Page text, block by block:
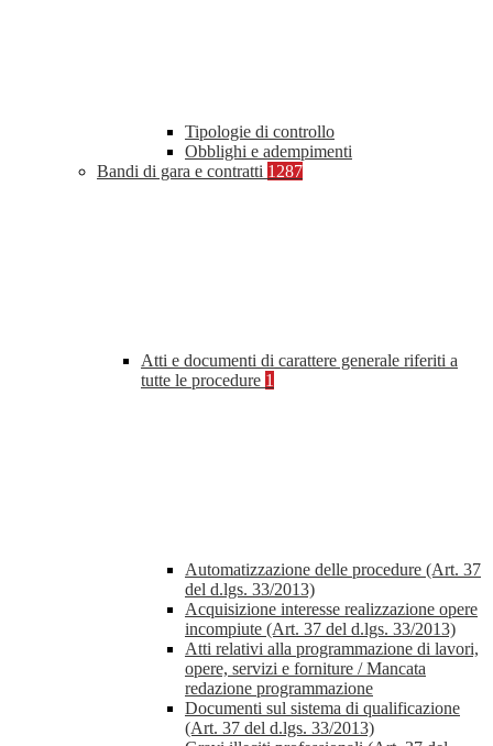
Tipologie di controllo
Obblighi e adempimenti
Bandi di gara e contratti 1287
Atti e documenti di carattere generale riferiti a
tutte le procedure 1
Automatizzazione delle procedure (Art. 37
del d.lgs. 33/2013)
Acquisizione interesse realizzazione opere
incompiute (Art. 37 del d.lgs. 33/2013)
Atti relativi alla programmazione di lavori,
opere, servizi e forniture / Mancata
redazione programmazione
Documenti sul sistema di qualificazione
(Art. 37 del d.lgs. 33/2013)